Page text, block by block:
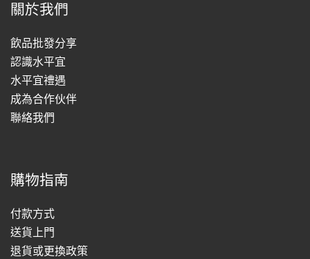
關於我們
飲品批發分享
認識水平宜
水平宜禮遇
成為合作伙伴
聯絡我們
購物指南
付款方式
送貨上門
退貨或更換政策